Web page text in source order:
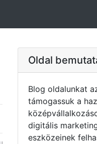
Oldal
Blog oldalunkat
támogassuk a
digitális
eszközeinek